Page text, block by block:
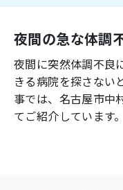
よくあるご質問
夜間の急な体調
夜間に突然体調不良
きる病院を探さない
事では、 名古屋市中
てご紹介しています。